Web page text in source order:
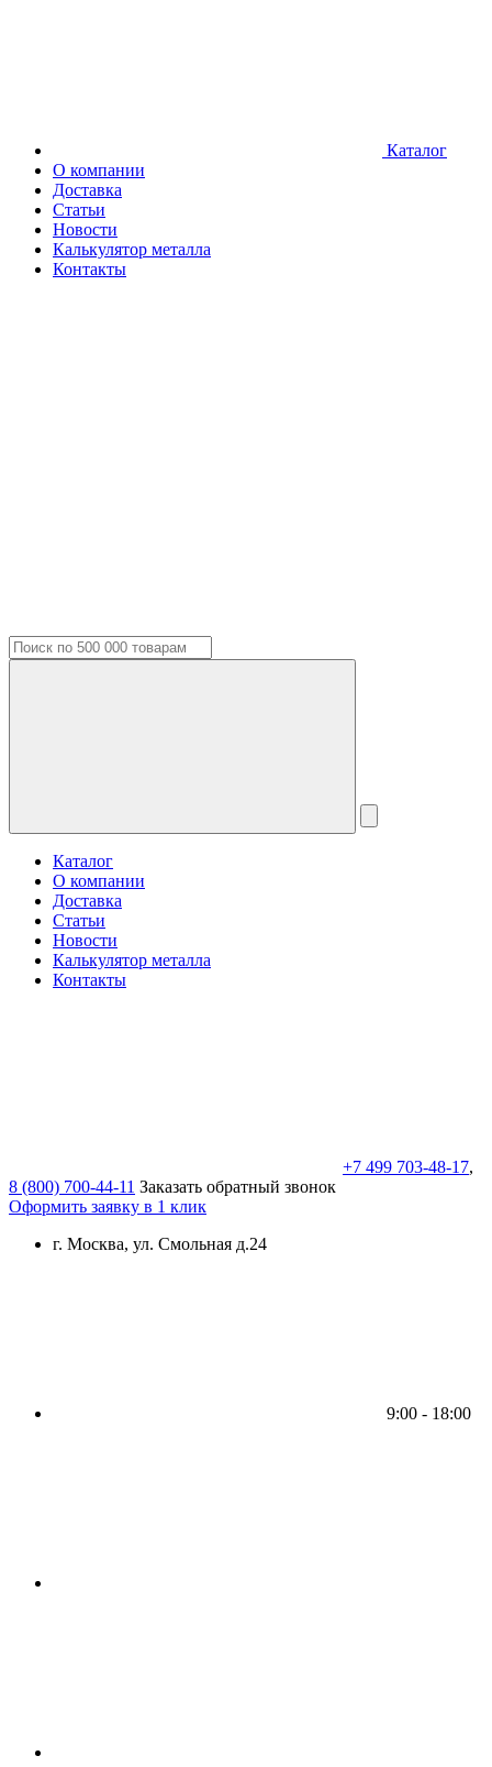
Каталог
О компании
Доставка
Статьи
Новости
Калькулятор металла
Контакты
Каталог
О компании
Доставка
Статьи
Новости
Калькулятор металла
Контакты
+7 499 703-48-17,
8 (800) 700-44-11 Заказать обратный звонок
Оформить заявку в 1 клик
г. Москва, ул. Смольная д.24
9:00 - 18:00